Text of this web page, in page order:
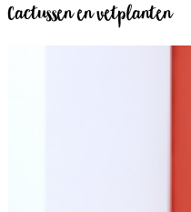
Cactussen en vetplanten